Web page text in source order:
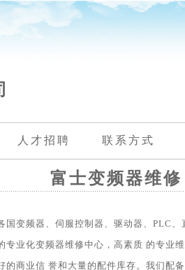
人才招聘 联系方式
富士变频器维修
国变频器、伺服控制器、驱动器、PLC
专业化变频器维修中心，高素质 的专业
的商业信 誉和大量的配件库存。我们配